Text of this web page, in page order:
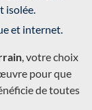
isolée.
et internet.
, votre choix
pour que
de toutes